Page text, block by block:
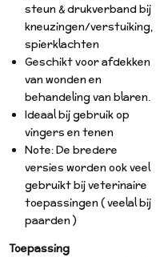
steun & drukverband bij
kneuzingen/verstuiking,
spierklachten
Geschikt voor afdekken
van wonden en
behandeling van blaren.
Ideaal bij gebruik op
vingers en tenen
Note: De bredere
versies worden ook veel
gebruikt bij veterinaire
toepassingen ( veelal bij
paarden )
Toepassing